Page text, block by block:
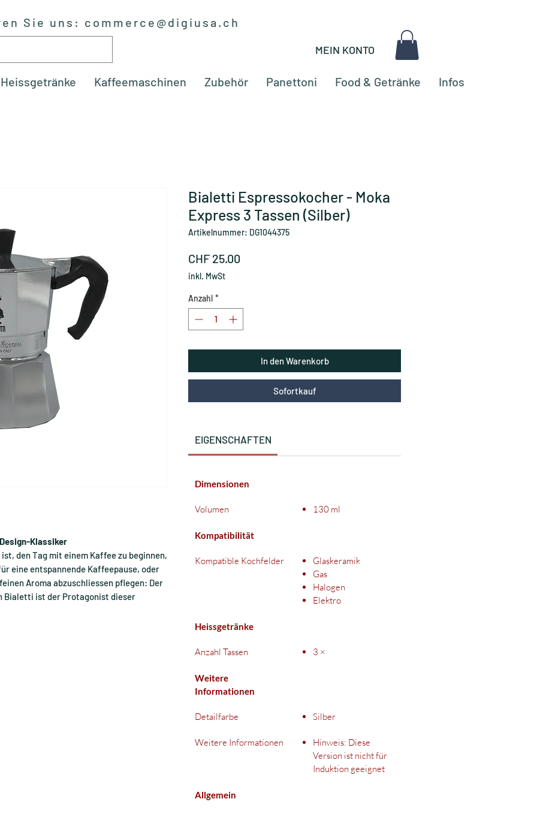
Sie uns: commerce@digiusa.ch
MEIN KONTO
Heissgetränke Kaffeemaschinen Zubehör Panettoni Food & Getränke Infos
Klassiker
den Tag mit einem Kaffee zu beginnen,
eine entspannende Kaffeepause, oder
Aroma abzuschliessen pflegen: Der
Bialetti ist der Protagonist dieser
Bialetti Espressokocher - Moka
Express 3 Tassen (Silber)
Artikelnummer: DG1044375
CHF 25.00
inkl. MwSt
Anzahl *
In den Warenkorb
Sofortkauf
EIGENSCHAFTEN
Dimensionen
Volumen 130 ml
Kompatibilität
Kompatible Kochfelder
Glaskeramik
Gas
Halogen
Elektro
Heissgetränke
Anzahl Tassen 3 ×
Weitere
Informationen
Detailfarbe Silber
Weitere Informationen
Hinweis: Diese
Version ist nicht für
Induktion geeignet
Allgemein